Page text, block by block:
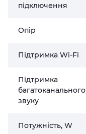
підключення
Опір
Підтримка Wi-Fi
Підтримка
багатоканального
звуку
Потужність, W